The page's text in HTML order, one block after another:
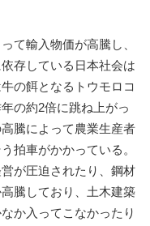
て輸入物価が高騰し、
存している日本社会は
の餌となるトウモロコ
の約2倍に跳ね上がっ
騰によって農業生産者
拍車がかかっている。
が圧迫されたり、鋼材
騰しており、土木建築
か入ってこなかったり